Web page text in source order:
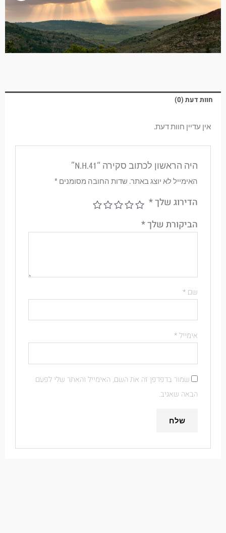
חוות דעת (0)
אין עדיין חוות דעת.
היה הראשון לכתוב סקירה “N.H.41”
האימייל לא יוצג באתר.שדות החובה מסומנים*
הדירוג שלך*
הביקורת שלך*
שם *
אימייל*
שמור בדפדפן זה את השם, האימייל והאתר שלי לפעם
הבאה שאגיב.